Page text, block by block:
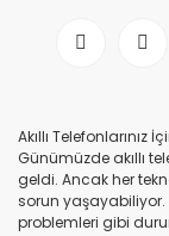
Akıllı Telefonlarınız
Günümüzde akıllı
geldi. Ancak her
sorun yaşayabiliyor.
problemleri gibi